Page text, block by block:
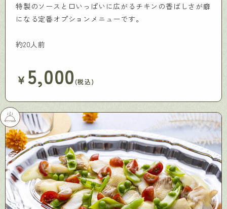
特製のソースと口いっぱいに広がるチキンの香ばしさが癖
になる定番オプションメニューです。
約20人前
￥5,000(税込)